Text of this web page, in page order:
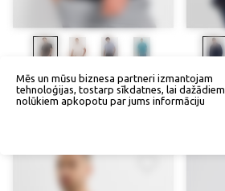
Elastīgs krekls ar īsām
piedurknēm
39,90 €
Mēs un mūsu biznesa partneri izmantojam
tehnoloģijas, tostarp sīkdatnes, lai dažādiem
nolūkiem apkopotu par jums informāciju